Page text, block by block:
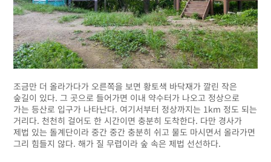
조금만 더 올라가다가 오른쪽을 보면 황토색 바닥재가 깔린 작은
숲길이 있다. 그 곳으로 들어가면 이내 약수터가 나오고 정상으로
가는 등산로 입구가 나타난다. 여기서부터 정상까지는 1km 정도 되는
거리다. 천천히 걸어도 한 시간이면 충분히 도착한다. 다만 경사가
제법 있는 돌계단이라 중간 중간 충분히 쉬고 물도 마시면서 올라가면
그리 힘들지 않다. 해가 질 무렵이라 숲 속은 제법 선선하다.